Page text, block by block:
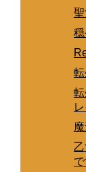
で